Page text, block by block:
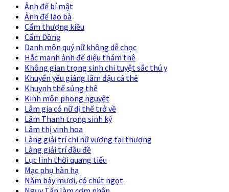
Ảnh đế bí mật
Ảnh đế lão bà
Cẩm thượng kiều
Cẩm Đồng
Danh môn quý nữ không dễ chọc
Hắc manh ảnh đế diệu thám thê
Không gian trọng sinh chi tuyệt sắc thú y
Khuyển yêu giáng lâm đậu cá thê
Khuynh thế sủng thê
Kinh môn phong nguyệt
Lâm gia có nữ dị thế trở về
Lâm Thanh trọng sinh ký
Lâm thị vinh hoa
Làng giải trí chi nữ vương tại thượng
Làng giải trí đầu đề
Lục linh thời quang tiếu
Mạc phụ hàn hạ
Năm bảy mươi, có chút ngọt